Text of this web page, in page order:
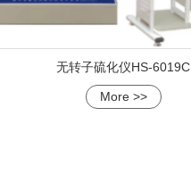
无转子硫化仪HS-6019C
More >>